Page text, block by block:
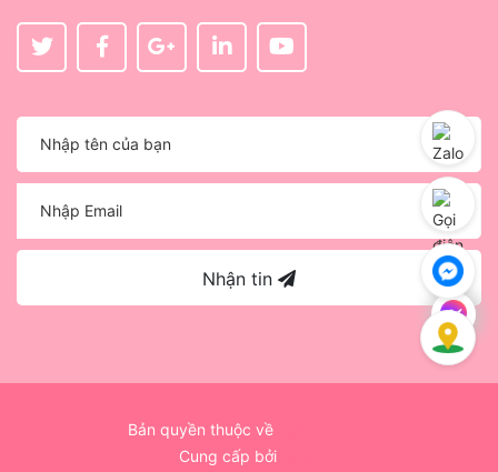
Nhận tin
Bản quyền thuộc về
Cung cấp bởi